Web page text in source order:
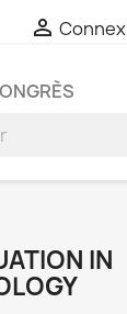

IN